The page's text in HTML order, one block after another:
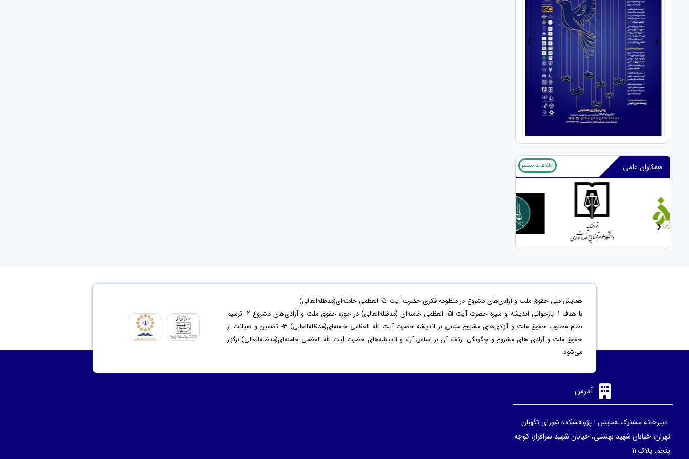
› ‹
همکاران علمی اطلاعات بیشتر
‹ ›
همایش ملی حقوق ملت و آزادی‌های مشروع در منظومه فکری حضرت آیت الله العظمی خامنه‌ای(مدظله‌العالی)
با هدف 1- بازخوانی اندیشه‌ و سیره‌ حضرت آیت الله العظمی خامنه‌ای (مدظله‌العالی) در حوزه‌ حقوق ملت و آزادی‌های مشروع 2- ترسیم
نظام مطلوب حقوق ملت و آزادی‌های مشروع مبتنی بر اندیشه حضرت آیت الله العظمی خامنه‌ای(مدظله‌العالی) 3- تضمین و صیانت از
حقوق ملت و آزادی های مشروع و چگونگی ارتقاء آن بر اساس آراء و اندیشه‌های حضرت آیت الله العظمی خامنه‌ای(مدظله‌العالی) برگزار
می‌شود.
آدرس
دبیرخانه مشترک همایش : پژوهشکده شورای نگهبان
تهران، خیابان شهید بهشتی، خیابان شهید سرافراز، کوچه
پنجم، پلاک 11